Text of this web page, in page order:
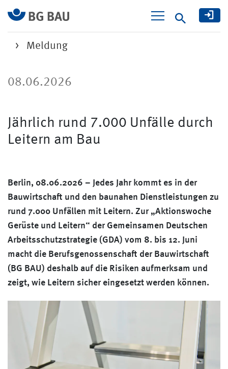
Suche
Meldung
08.06.2026
Jährlich rund 7.000 Unfälle durch
Leitern am Bau
Berlin, 08.06.2026 – Jedes Jahr kommt es in der
Bauwirtschaft und den baunahen Dienstleistungen zu
rund 7.000 Unfällen mit Leitern. Zur „Aktionswoche
Gerüste und Leitern“ der Gemeinsamen Deutschen
Arbeitsschutzstrategie (GDA) vom 8. bis 12. Juni
macht die Berufsgenossenschaft der Bauwirtschaft
(BG BAU) deshalb auf die Risiken aufmerksam und
zeigt, wie Leitern sicher eingesetzt werden können.